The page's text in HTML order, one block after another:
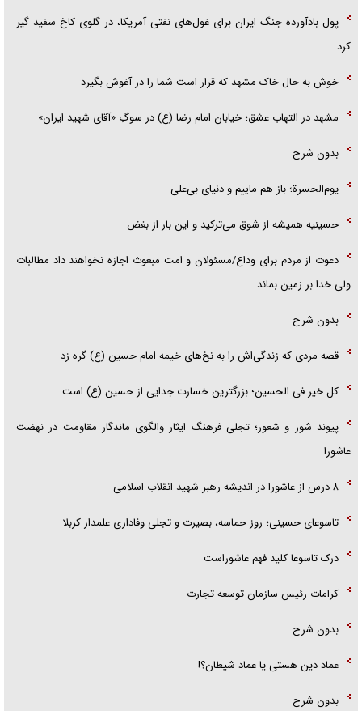
پول بادآورده جنگ ایران برای غول‌های نفتی آمریکا، در گلوی کاخ سفید گیر
کرد
خوش به حال خاک مشهد که قرار است شما را در آغوش بگیرد
مشهد در التهاب عشق؛ خیابان امام رضا (ع) در سوگِ «آقای شهید ایران»
بدون شرح
یوم‌الحسرة؛ باز هم ماییم و دنیای بی‌علی
حسینیه همیشه از شوق می‌ترکید و این بار از بغض
دعوت از مردم برای وداع/مسئولان و امت مبعوث اجازه نخواهند داد مطالبات
ولی خدا بر زمین بماند
بدون شرح
قصه مردی که زندگی‌اش را به نخ‌های خیمه امام حسین (ع) گره زد
کل خیر فی الحسین؛ بزرگترین خسارت جدایی از حسین (ع) است
پیوند شور و شعور؛ تجلی فرهنگ ایثار والگوی ماندگار مقاومت در نهضت
عاشورا
۸ درس از عاشورا در اندیشه رهبر شهید انقلاب اسلامی
تاسوعای حسینی؛ روز حماسه، بصیرت و تجلی وفاداری علمدار کربلا
درک تاسوعا کلید فهم عاشوراست
کرامات رئیس سازمان توسعه تجارت
بدون شرح
عماد دین هستی یا عماد شیطان؟!
بدون شرح